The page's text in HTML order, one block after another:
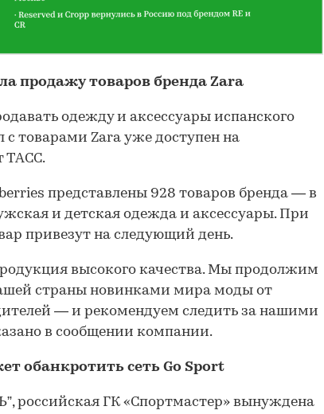
продажу товаров бренда Zara
одежду и аксессуары испанского
с товарами Zara уже доступен на
ТАСС.
представлены 928 товаров бренда — в
и детская одежда и аксессуары. При
привезут на следующий день.
высокого качества. Мы продолжим
страны новинками мира моды от
— и рекомендуем следить за нашими
в сообщении компании.
обанкротить сеть Go Sport
российская ГК «Спортмастер» вынуждена